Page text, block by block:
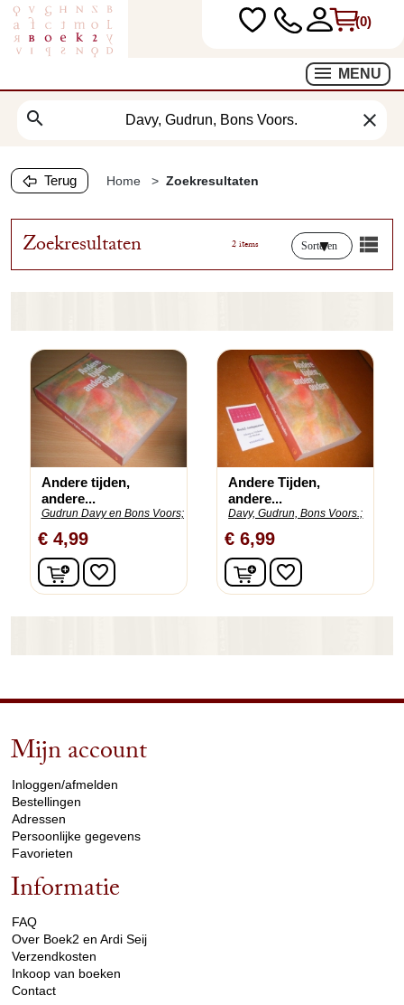
(0)
MENU
search clear
Terug Home Zoekresultaten
Zoekresultaten 2 items Sorteren
Andere tijden,
andere...
Gudrun Davy en Bons Voors;
€ 4,99
In winkelwagen
favorite_border
Andere Tijden,
andere...
Davy, Gudrun, Bons Voors.;
€ 6,99
In winkelwagen
favorite_border
Mijn account
Inloggen/afmelden
Bestellingen
Adressen
Persoonlijke gegevens
Favorieten
Informatie
FAQ
Over Boek2 en Ardi Seij
Verzendkosten
Inkoop van boeken
Contact